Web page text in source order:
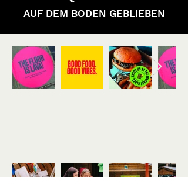
AUF DEM BODEN GEBLIEBEN